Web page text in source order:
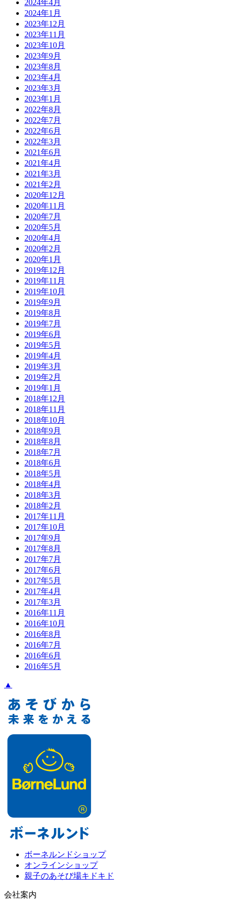
2024年4月
2024年1月
2023年12月
2023年11月
2023年10月
2023年9月
2023年8月
2023年4月
2023年3月
2023年1月
2022年8月
2022年7月
2022年6月
2022年3月
2021年6月
2021年4月
2021年3月
2021年2月
2020年12月
2020年11月
2020年7月
2020年5月
2020年4月
2020年2月
2020年1月
2019年12月
2019年11月
2019年10月
2019年9月
2019年8月
2019年7月
2019年6月
2019年5月
2019年4月
2019年3月
2019年2月
2019年1月
2018年12月
2018年11月
2018年10月
2018年9月
2018年8月
2018年7月
2018年6月
2018年5月
2018年4月
2018年3月
2018年2月
2017年11月
2017年10月
2017年9月
2017年8月
2017年7月
2017年6月
2017年5月
2017年4月
2017年3月
2016年11月
2016年10月
2016年8月
2016年7月
2016年6月
2016年5月
▲
ボーネルンドショップ
オンラインショップ
親子のあそび場キドキド
会社案内